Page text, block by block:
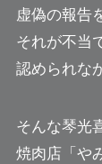
虚偽の報告
それが不当
認められな
そんな琴光
焼肉店「や